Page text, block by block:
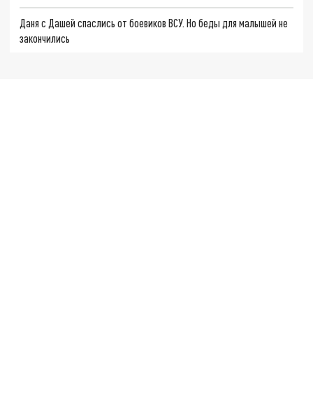
Даня с Дашей спаслись от боевиков ВСУ. Но беды для малышей не
закончились